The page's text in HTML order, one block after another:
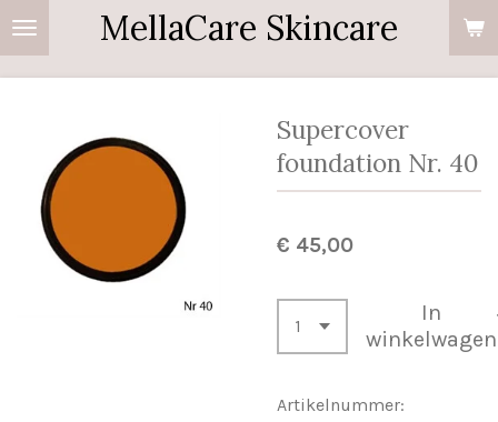
Ga
direct
hoofdinhoud
MellaCare Skincare
Supercover
foundation Nr. 40
€ 45,00
In
winkelwagen
Artikelnummer: